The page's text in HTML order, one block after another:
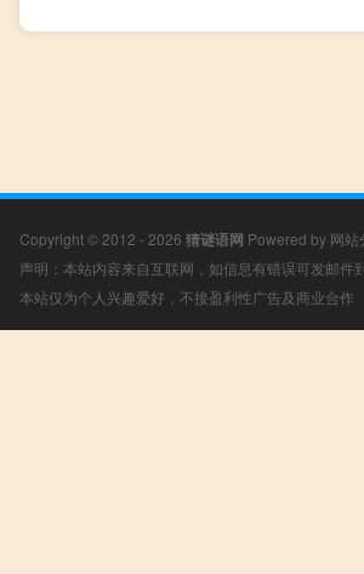
Copyright © 2012 - 2026 猜谜语网 Powered by 网站
声明：本站内容来自互联网，如信息有错误可发邮
本站仅为个人兴趣爱好，不接盈利性广告及商业合作